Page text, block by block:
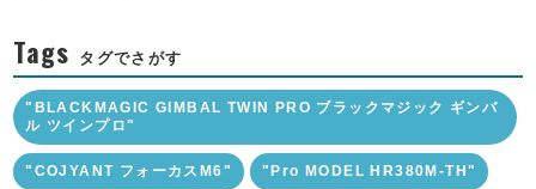
Tags タグでさがす
"BLACKMAGIC GIMBAL TWIN PRO ブラックマジック ギンバ
ル ツインプロ"
"COJYANT フォーカスM6" "Pro MODEL HR380M-TH"